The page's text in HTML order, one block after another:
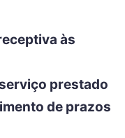
às
prestado
de prazos